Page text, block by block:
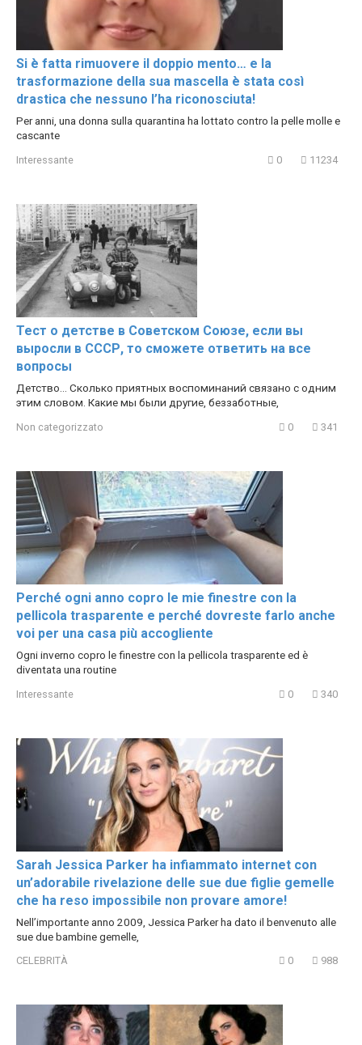
Si è fatta rimuovere il doppio mento… e la
trasformazione della sua mascella è stata così
drastica che nessuno l’ha riconosciuta!
Per anni, una donna sulla quarantina ha lottato contro la pelle molle e
cascante
Interessante 0 11234
Тест о детстве в Советском Союзе, если вы
выросли в СССР, то сможете ответить на все
вопросы
Детство… Сколько приятных воспоминаний связано с одним
этим словом. Какие мы были другие, беззаботные,
Non categorizzato 0 341
Perché ogni anno copro le mie finestre con la
pellicola trasparente e perché dovreste farlo anche
voi per una casa più accogliente
Ogni inverno copro le finestre con la pellicola trasparente ed è
diventata una routine
Interessante 0 340
Sarah Jessica Parker ha infiammato internet con
un’adorabile rivelazione delle sue due figlie gemelle
che ha reso impossibile non provare amore!
Nell’importante anno 2009, Jessica Parker ha dato il benvenuto alle
sue due bambine gemelle,
CELEBRITÀ 0 988